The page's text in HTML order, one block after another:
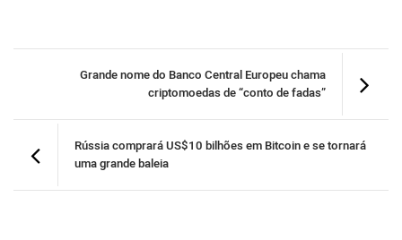
Grande nome do Banco Central Europeu chama
criptomoedas de “conto de fadas”
Rússia comprará US$10 bilhões em Bitcoin e se tornará
uma grande baleia